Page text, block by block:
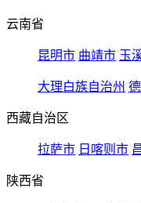
云南省
昆明市 曲靖市 玉
大理白族自治州
西藏自治区
拉萨市 日喀则市
陕西省